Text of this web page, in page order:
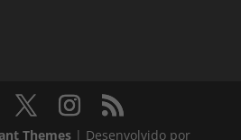
Themes| Desenvolvido por